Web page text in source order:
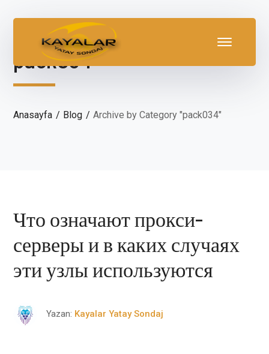
pack034
Anasayfa Blog Archive by Category "pack034"
Что означают прокси-
серверы и в каких случаях
эти узлы используются
Yazan: Kayalar Yatay Sondaj